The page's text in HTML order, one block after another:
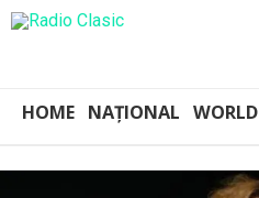
HOME NAȚIONAL WORLD